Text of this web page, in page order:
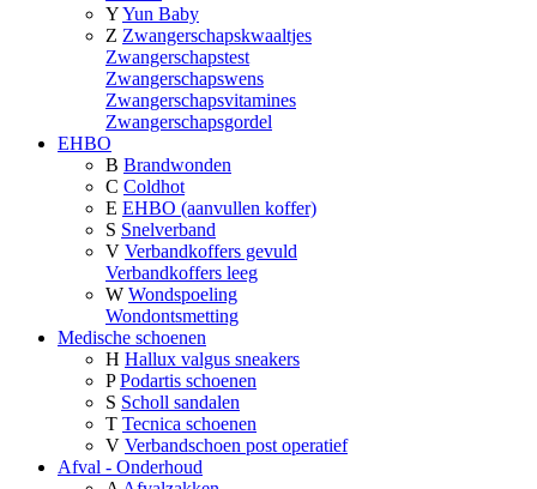
YYun Baby
Z Zwangerschapskwaaltjes
Zwangerschapstest
Zwangerschapswens
Zwangerschapsvitamines
Zwangerschapsgordel
EHBO
B Brandwonden
C Coldhot
E EHBO (aanvullen koffer)
S Snelverband
V Verbandkoffers gevuld
Verbandkoffers leeg
W Wondspoeling
Wondontsmetting
Medische schoenen
H Hallux valgus sneakers
P Podartis schoenen
S Scholl sandalen
T Tecnica schoenen
V Verbandschoen post operatief
Afval - Onderhoud